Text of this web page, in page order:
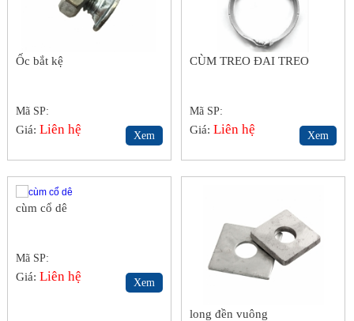
Ốc bắt kệ
Mã SP:
Giá:Liên hệ Xem
CÙM TREO ĐAI TREO
Mã SP:
Giá:Liên hệ Xem
cùm cổ dê
Mã SP:
Giá:Liên hệ Xem
long đền vuông